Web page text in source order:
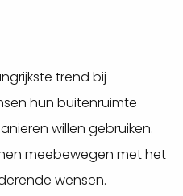
trend bij
hun buitenruimte
willen gebruiken.
meebewegen met het
wensen.